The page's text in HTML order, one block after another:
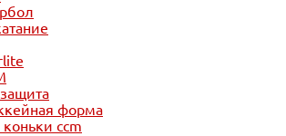
форма
ccm